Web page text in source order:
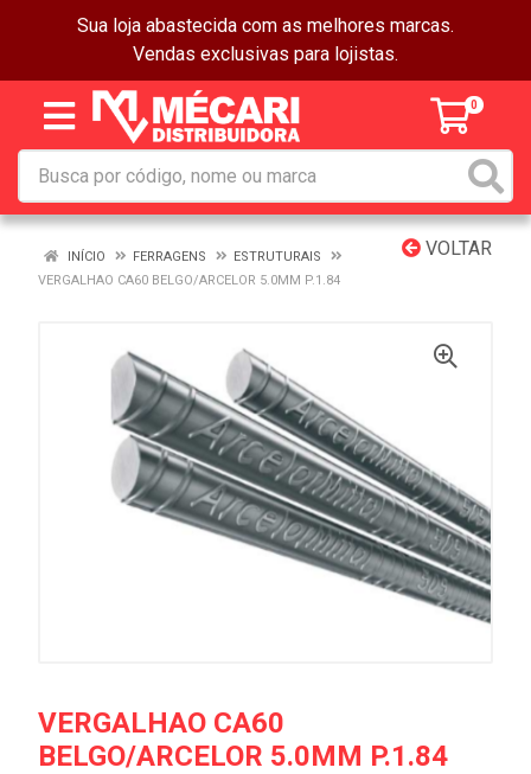
Sua loja abastecida com as melhores marcas.
Vendas exclusivas para lojistas.
0
VOLTAR
INÍCIO FERRAGENS
ESTRUTURAIS
VERGALHAO CA60 BELGO/ARCELOR 5.0MM P.1.84
VERGALHAO CA60
BELGO/ARCELOR 5.0MM P.1.84